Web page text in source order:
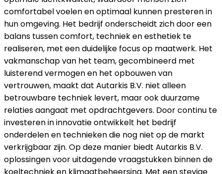
comfortabel voelen en optimaal kunnen presteren in
hun omgeving. Het bedrijf onderscheidt zich door een
balans tussen comfort, techniek en esthetiek te
realiseren, met een duidelijke focus op maatwerk. Het
vakmanschap van het team, gecombineerd met
luisterend vermogen en het opbouwen van
vertrouwen, maakt dat Autarkis B.V. niet alleen
betrouwbare techniek levert, maar ook duurzame
relaties aangaat met opdrachtgevers. Door continu te
investeren in innovatie ontwikkelt het bedrijf
onderdelen en technieken die nog niet op de markt
verkrijgbaar zijn. Op deze manier biedt Autarkis B.V.
oplossingen voor uitdagende vraagstukken binnen de